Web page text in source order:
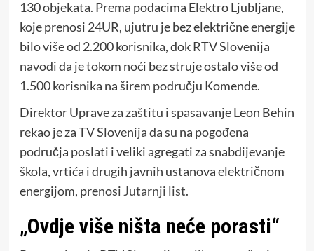
130 objekata. Prema podacima Elektro Ljubljane,
koje prenosi 24UR, ujutru je bez električne energije
bilo više od 2.200 korisnika, dok RTV Slovenija
navodi da je tokom noći bez struje ostalo više od
1.500 korisnika na širem području Komende.
Direktor Uprave za zaštitu i spasavanje Leon Behin
rekao je za TV Slovenija da su na pogođena
područja poslati i veliki agregati za snabdijevanje
škola, vrtića i drugih javnih ustanova električnom
energijom, prenosi Jutarnji list.
„Ovdje više ništa neće porasti“